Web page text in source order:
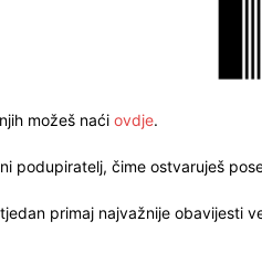
možeš naći ovdje.
podupiratelj, čime ostvaruješ
primaj najvažnije obavijesti